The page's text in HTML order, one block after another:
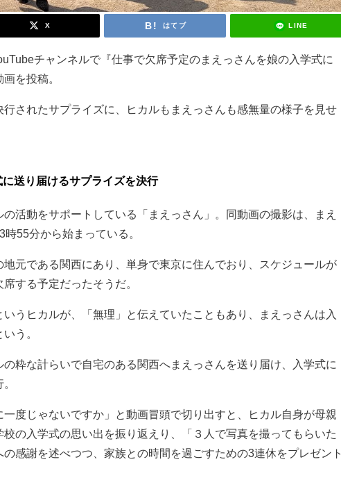
X はてブ LINE
チャンネルで『仕事で欠席予定のまえっさんを娘の入学式に
を投稿。
されたサプライズに、ヒカルもまえっさんも感無量の様子を見せ
送り届けるサプライズを決行
活動をサポートしている「まえっさん」。同動画の撮影は、まえ
55分から始まっている。
地元である関西にあり、単身で東京に住んでおり、スケジュールが
する予定だったそうだ。
うヒカルが、「無理」と伝えていたこともあり、まえっさんは入
う。
粋な計らいで自宅のある関西へまえっさんを送り届け、入学式に
一度じゃないですか」と動画冒頭で切り出すと、ヒカル自身が母親
の入学式の思い出を振り返えり、「３人で写真を撮ってもらいた
感謝を述べつつ、家族との時間を過ごすための3連休をプレゼント